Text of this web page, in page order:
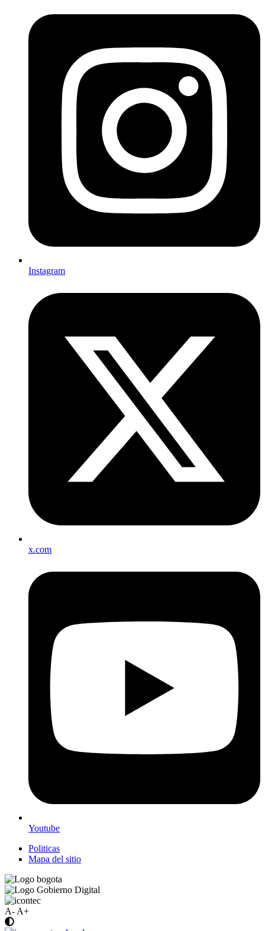
Instagram
x.com
Youtube
Politicas
Mapa del sitio
A- A+